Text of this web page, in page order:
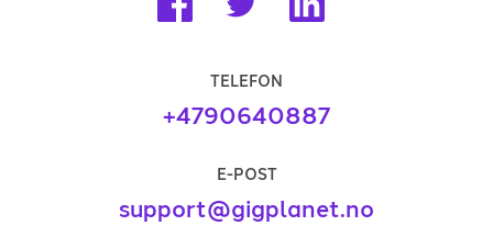
TELEFON
+4790640887
E-POST
support@gigplanet.no